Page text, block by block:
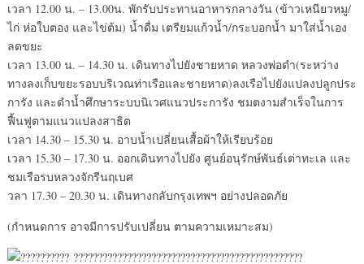
เวลา 12.00 น. – 13.00น. พักรับประทานอาหารกลางวัน (ข้าวเหนียวหมู/
ไก่ ห่อใบตอง และไข่ต้ม) น้ำดื่ม เตรียมแก้วน้ำ/กระบอกน้ำ มาใส่น้ำเอง
ลดขยะ
เวลา 13.00 น. – 14.30 น. เดินทางไปยังชายหาด หลวงพ่อดำ(ระหว่าง
ทางลงเก็บขยะรอบบริเวณท่าเรือและชายหาด)ลงเรือไปยังแปลงปลูกประ
การัง และดำน้ำศึกษาระบบนิเวศแนวประการัง ชมตงามสำเร็จในการ
ฟื้นฟูตามแนวแปลงสาธิต
เวลา 14.30 – 15.30 น. อาบน้ำเปลี่ยนเสื้อผ้าให้เรียบร้อย
เวลา 15.30 – 17.30 น. ออกเดินทางไปยัง ศูนย์อนุรักษ์พันธ์เต่าทะเล และ
ชมเรือรบหลวงจักรีนฤเบศ
วลา 17.30 – 20.30 น. เดินทางกลับกรุงเทพฯ อย่างปลอดภัย
(กำหนดการ อาจมีการปรับเปลี่ยน ตามความเหมาะสม)